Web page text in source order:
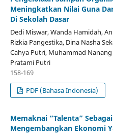
Meningkatkan Nilai Guna
Di Sekolah Dasar
Dedi Miswar, Wanda Hamidah,
Rizkia Pangestika, Dina Nasha
Cahya Putri, Muhammad
Pratami Putri
158-169
PDF (Bahasa Indonesia)
Memaknai “Talenta”
Mengembangkan Ekonomi